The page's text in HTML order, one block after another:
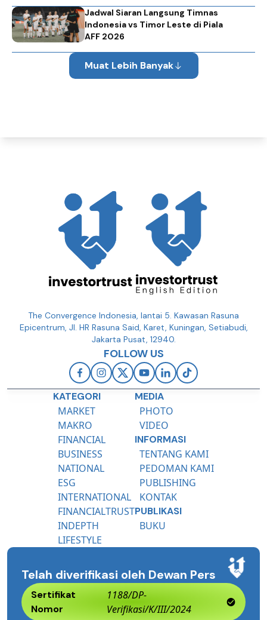
Jadwal Siaran Langsung Timnas
Indonesia vs Timor Leste di Piala
AFF 2026
Muat Lebih Banyak
The Convergence Indonesia, lantai 5. Kawasan Rasuna
Epicentrum, Jl. HR Rasuna Said, Karet, Kuningan, Setiabudi,
Jakarta Pusat, 12940.
FOLLOW US
KATEGORI
MARKET
MAKRO
FINANCIAL
BUSINESS
NATIONAL
ESG
INTERNATIONAL
FINANCIALTRUST
INDEPTH
LIFESTYLE
MEDIA
PHOTO
VIDEO
INFORMASI
TENTANG KAMI
PEDOMAN KAMI
PUBLISHING
KONTAK
PUBLIKASI
BUKU
Telah diverifikasi oleh Dewan Pers
Sertifikat
Nomor
1188/DP-
Verifikasi/K/III/2024